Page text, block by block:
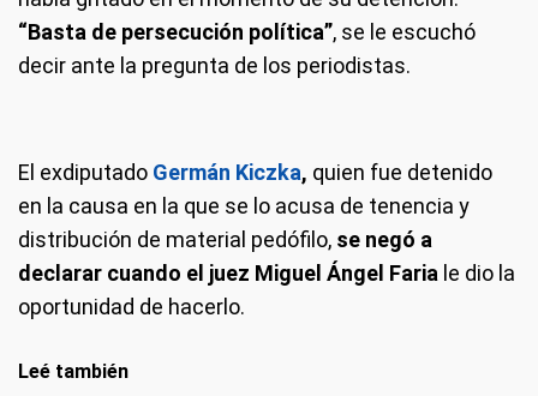
“Basta de persecución política”, se le escuchó
decir ante la pregunta de los periodistas.
El exdiputado Germán Kiczka, quien fue detenido
en la causa en la que se lo acusa de tenencia y
distribución de material pedófilo, se negó a
declarar cuando el juez Miguel Ángel Faria le dio la
oportunidad de hacerlo.
Leé también